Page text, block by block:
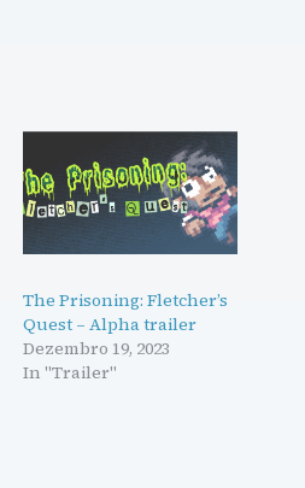
The Prisoning: Fletcher’s
Quest – Alpha trailer
Dezembro 19, 2023
In "Trailer"